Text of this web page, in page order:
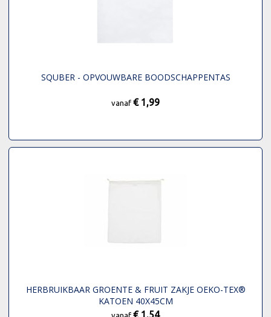
SQUBER - OPVOUWBARE BOODSCHAPPENTAS
vanaf € 1,99
HERBRUIKBAAR GROENTE & FRUIT ZAKJE OEKO-TEX®
KATOEN 40X45CM
vanaf € 1,54